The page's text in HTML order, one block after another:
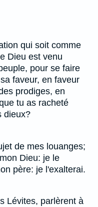
qui soit comme
Dieu est venu
pour se faire
faveur, en faveur
prodiges, en
tu as racheté
dieux?
de mes louanges;
Dieu: je le
père: je l'exalterai.
Lévites, parlèrent à